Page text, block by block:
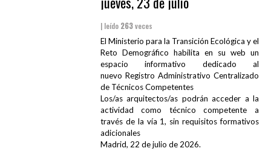
| leído 263veces
El Ministerio para la Transición Ecológica y el
Reto Demográfico habilita en su web un
espacio informativo dedicado al
nuevo Registro Administrativo Centralizado
de Técnicos Competentes
Los/as arquitectos/as podrán acceder a la
actividad como técnico competente a
través de la vía 1, sin requisitos formativos
adicionales
Madrid, 22 de julio de 2026.